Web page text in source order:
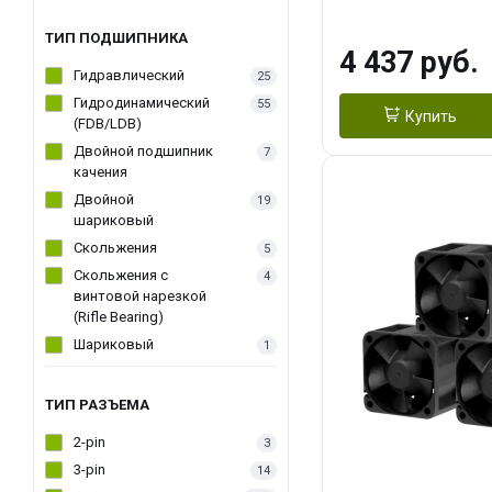
ТИП ПОДШИПНИКА
Гидравлический 25
Гидродинамический
(FDB/LDB)
55
Двойной подшипник
качения
7
Двойной
шариковый
19
Скольжения 5
Скольжения c
винтовой нарезкой
(Rifle Bearing)
4
Шариковый 1
ТИП РАЗЪЕМА
2-pin 3
3-pin 14
D：AM4、
4 437 руб.
Купить